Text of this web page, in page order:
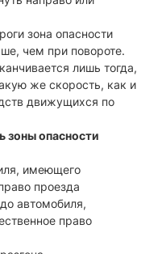
зона опасности
чем при повороте.
лишь тогда,
же скорость, как и
движущихся по
зоны опасности
имеющего
проезда
автомобиля,
право